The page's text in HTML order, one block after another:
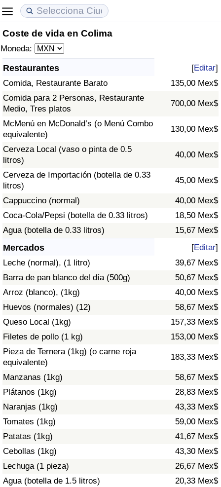
Coste de vida en Colima
Moneda:
Restaurantes [Editar]
Comida, Restaurante Barato
135,00 Mex$
Comida para 2 Personas, Restaurante
Medio, Tres platos
700,00 Mex$
McMenú en McDonald’s (o Menú Combo
equivalente)
130,00 Mex$
Cerveza Local (vaso o pinta de 0.5
litros)
40,00 Mex$
Cerveza de Importación (botella de 0.33
litros)
45,00 Mex$
Cappuccino (normal)
40,00 Mex$
Coca-Cola/Pepsi (botella de 0.33 litros)
18,50 Mex$
Agua (botella de 0.33 litros)
15,67 Mex$
Mercados [Editar]
Leche (normal), (1 litro)
39,67 Mex$
Barra de pan blanco del día (500g)
50,67 Mex$
Arroz (blanco), (1kg)
40,00 Mex$
Huevos (normales) (12)
58,67 Mex$
Queso Local (1kg)
157,33 Mex$
Filetes de pollo (1 kg)
153,00 Mex$
Pieza de Ternera (1kg) (o carne roja
equivalente)
183,33 Mex$
Manzanas (1kg)
58,67 Mex$
Plátanos (1kg)
28,83 Mex$
Naranjas (1kg)
43,33 Mex$
Tomates (1kg)
59,00 Mex$
Patatas (1kg)
41,67 Mex$
Cebollas (1kg)
43,30 Mex$
Lechuga (1 pieza)
26,67 Mex$
Agua (botella de 1.5 litros)
20,33 Mex$
Coste de vida
Índice de Costo de Vida
Índice de costo de vida por país
en aqaba
Precios de las propiedades
Índice de Precios de Inmuebles
Índice de Precios de Inmuebles por País
Calidad de Vida
Índice de Calidad de Vida (Actual)
Índice de calidad de vida por país
Delincuencia
Calificación del Índice de Criminalidad
(Actual)
Índice de Criminalidad
Índice de criminalidad por país
Sanidad
Índice de Sanidad (Actual)
Índice de Sanidad por País
Contaminación
Índice de Contaminación (Actual)
Índice de contaminación
Índice de Contaminación por País
Tráfico
Índice de Tráfico